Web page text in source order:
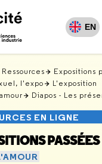
EN
Ressources
Expositions
l'expo
L'exposition
Diapos - Les
EN LIGNE
PASSÉES